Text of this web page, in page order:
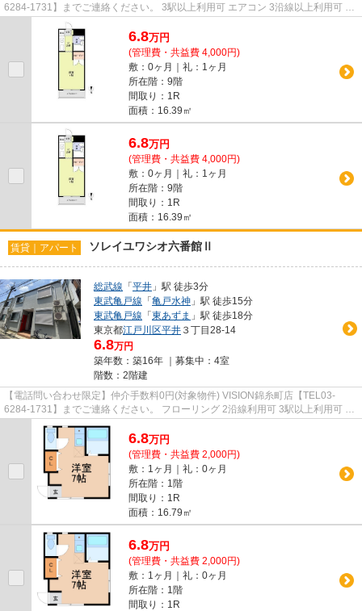
6284-1731】までご連絡ください。 3駅以上利用可 エアコン 3沿線以上利用可 バ
ルコニー シューズボックス
6.8万円
(管理費・共益費 4,000円)
敷：0ヶ月｜礼：1ヶ月
所在階：9階
間取り：1R
面積：16.39㎡
6.8万円
(管理費・共益費 4,000円)
敷：0ヶ月｜礼：1ヶ月
所在階：9階
間取り：1R
面積：16.39㎡
賃貸｜アパート ソレイユワシオ六番館Ⅱ
総武線 「平井 」駅 徒歩3分
東武亀戸線 「亀戸水神 」駅 徒歩15分
東武亀戸線 「東あずま 」駅 徒歩18分
東京都江戸川区平井 ３丁目28-14
6.8万円
築年数：築16年 ｜募集中： 4室
階数：2階建
【電話問い合わせ限定】仲介手数料0円(対象物件) VISION錦糸町店【TEL03-
6284-1731】までご連絡ください。 フローリング 2沿線利用可 3駅以上利用可 南
面リビング エアコン
6.8万円
(管理費・共益費 2,000円)
敷：1ヶ月｜礼：0ヶ月
所在階：1階
間取り：1R
面積：16.79㎡
6.8万円
(管理費・共益費 2,000円)
敷：1ヶ月｜礼：0ヶ月
所在階：1階
間取り：1R